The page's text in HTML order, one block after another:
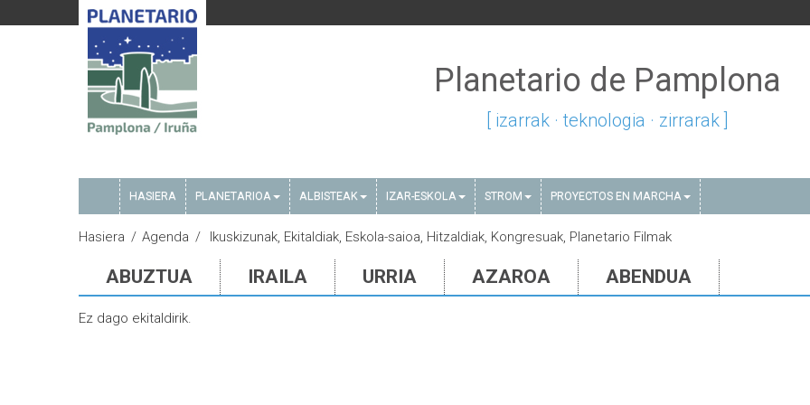
Planetario de Pamplona
[ izarrak · teknologia · zirrarak ]
HASIERA PLANETARIOA ALBISTEAK IZAR-ESKOLA STROM PROYECTOS EN MARCHA
Hasiera Agenda Ikuskizunak, Ekitaldiak, Eskola-saioa, Hitzaldiak, Kongresuak, Planetario Filmak
ABUZTUA IRAILA URRIA AZAROA ABENDUA
Ez dago ekitaldirik.